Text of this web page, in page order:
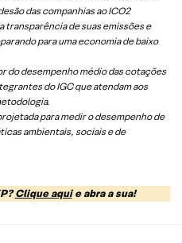
das companhias ao ICO2
de suas emissões e
para uma economia de baixo
do desempenho médio das cotações
do IGC que atendam aos
para medir o desempenho de
ambientais, sociais e de
Clique aquie abra a sua!